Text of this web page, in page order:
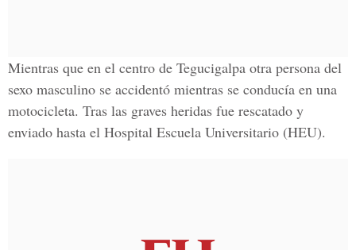
Mientras que en el centro de Tegucigalpa otra persona del
sexo masculino se accidentó mientras se conducía en una
motocicleta. Tras las graves heridas fue rescatado y
enviado hasta el Hospital Escuela Universitario (HEU).